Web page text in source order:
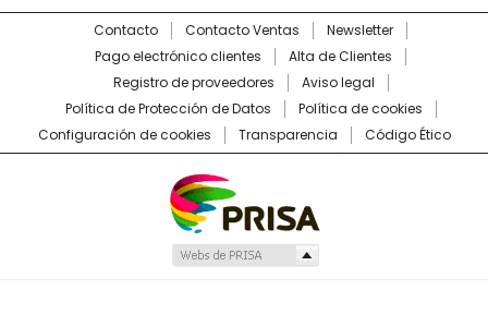
Contacto Contacto Ventas
Newsletter
Pago electrónico clientes
Alta de Clientes
Registro de proveedores
Aviso legal
Política de Protección de Datos
Política de cookies
Configuración de cookies
Transparencia Código Ético